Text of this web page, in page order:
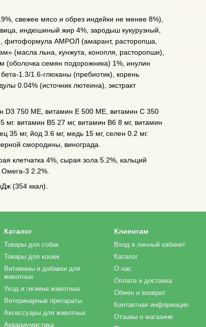
свежее мясо и обрез индейки не менее 8%),
индюшиный жир 4%, зародыш кукурузный,
фитоформула АМРОЛ (амарант, расторопша,
(масла льна, кунжута, конопля, расторопши),
(оболочка семян подорожника) 1%, инулин
1.3/1.6-глюканы (пребиотик), корень
0.04% (источник лютеина), экстракт
D3 750 МЕ, витамин Е 500 МЕ, витамин С 350
мг. витамин В5 27 мг, витамин В6 8 мг, витамин
35 мг, йод 3.6 мг, медь 15 мг, селен 0.2 мг.
смородины, винограда.
клетчатка 4%, сырая зола 5.2%, кальций
3 2.2%.
(354 ккал).
Каталог
Товары для собак
Товары для кошек
Витамины и добавки для
животных
Уход и гигиена животных
Ветеринарные препараты
Аксессуары для животных
Аквариумистика
Клиентам
Вход в личный кабинет
Каталог
О нас
Оплата и доставка
Обмен и возврат
Контактная информация
Отзывы о магазине